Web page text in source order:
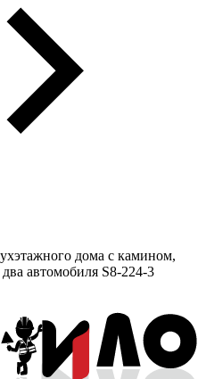
дома с камином,
автомобиля S8-224-3